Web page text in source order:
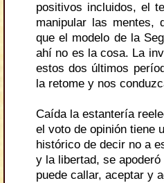
positivos incluidos, el
manipular las mentes,
que el modelo de la
ahí no es la cosa. La
estos dos últimos
la retome y nos
Caída la estantería
el voto de opinión tiene
histórico de decir no a
y la libertad, se
puede callar, aceptar y